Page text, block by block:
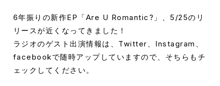
6年振りの新作EP「Are U Romantic?」、5/25のリ
リースが近くなってきました！
ラジオのゲスト出演情報は、Twitter、Instagram、
facebookで随時アップしていますので、そちらもチ
ェックしてください。